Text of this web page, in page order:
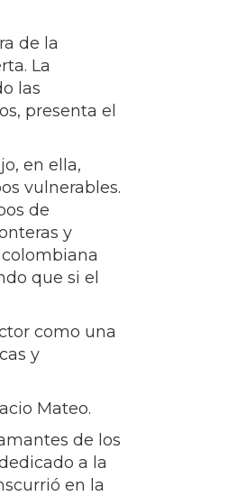
de la
La
las
presenta el
en ella,
vulnerables.
de
y
que si el
como una
y
Mateo.
de los
a la
en la